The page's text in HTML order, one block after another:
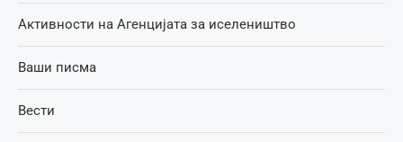
Активности на Агенцијата за иселеништво
Ваши писма
Вести